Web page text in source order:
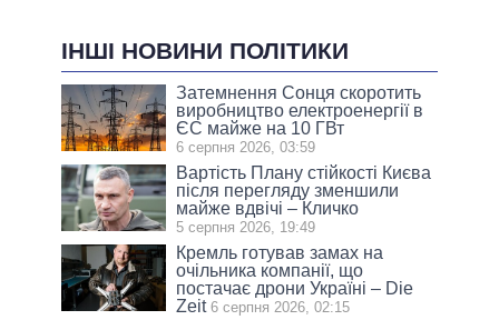
ІНШІ НОВИНИ ПОЛІТИКИ
Затемнення Сонця скоротить
виробництво електроенергії в
ЄС майже на 10 ГВт
6 серпня 2026, 03:59
Вартість Плану стійкості Києва
після перегляду зменшили
майже вдвічі – Кличко
5 серпня 2026, 19:49
Кремль готував замах на
очільника компанії, що
постачає дрони Україні – Die
Zeit 6 серпня 2026, 02:15